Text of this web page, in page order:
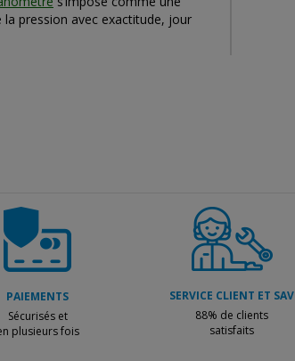
pression avec exactitude, jour
PAIEMENTS
Sécurisés et
plusieurs fois
SERVICE CLIENT ET SAV
88% de clients
satisfaits